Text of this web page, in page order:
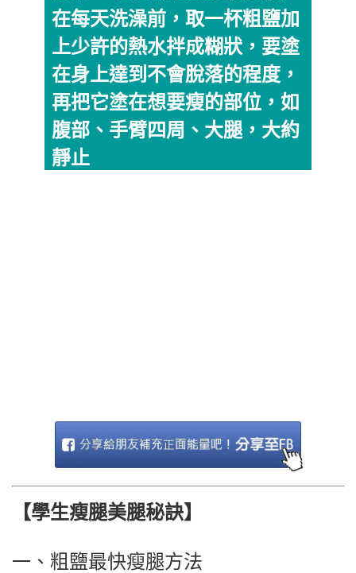
在每天洗澡前，取一杯粗鹽加
上少許的熱水拌成糊狀，要塗
在身上達到不會脫落的程度，
再把它塗在想要瘦的部位，如
腹部、手臂四周、大腿，大約
靜止
【學生瘦腿美腿秘訣】
一、粗鹽最快瘦腿方法